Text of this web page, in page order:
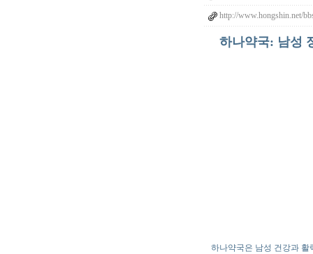
http://www.hongshin.net/
하나약국: 남성
하나약국은 남성 건강과